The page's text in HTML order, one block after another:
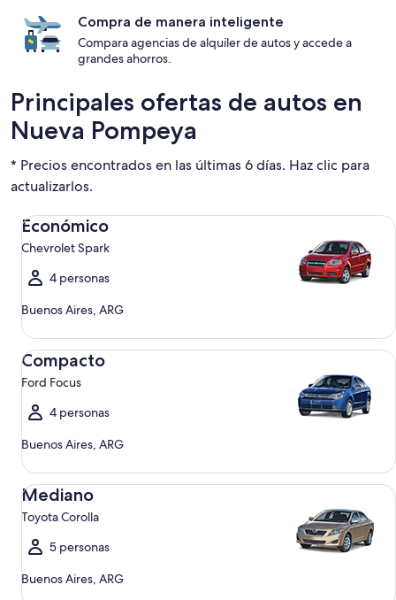
Compra de manera inteligente
Compara agencias de alquiler de autos y accede a
grandes ahorros.
Principales ofertas de autos en
Nueva Pompeya
* Precios encontrados en las últimas 6 días. Haz clic para
actualizarlos.
Económico
Chevrolet Spark
4 personas
Buenos Aires, ARG
Económico Chevrolet Spark
Compacto
Ford Focus
4 personas
Buenos Aires, ARG
Compacto Ford Focus
Mediano
Toyota Corolla
5 personas
Buenos Aires, ARG
Mediano Toyota Corolla